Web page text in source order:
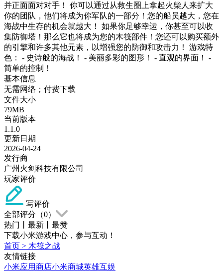
并正面面对对手！ 你可以通过从救生圈上拿起火柴人来扩大
你的团队，他们将成为你军队的一部分！您的船员越大，您在
海战中生存的机会就越大！ 如果你足够幸运，你甚至可以收
集防御塔！那么它也将成为您的木筏部件！您还可以购买额外
的引擎和许多其他元素，以增强您的防御和攻击力！ 游戏特
色： - 史诗般的海战！ - 美丽多彩的图形！ - 直观的界面！ -
简单的控制！
基本信息
无需网络；付费下载
文件大小
79MB
当前版本
1.1.0
更新日期
2026-04-24
发行商
广州火剑科技有限公司
玩家评价
写评价
全部评分（0）
热门
最新
最赞
下载小米游戏中心，参与互动！
首页 > 木筏之战
友情链接
小米应用商店小米商城英雄互娱